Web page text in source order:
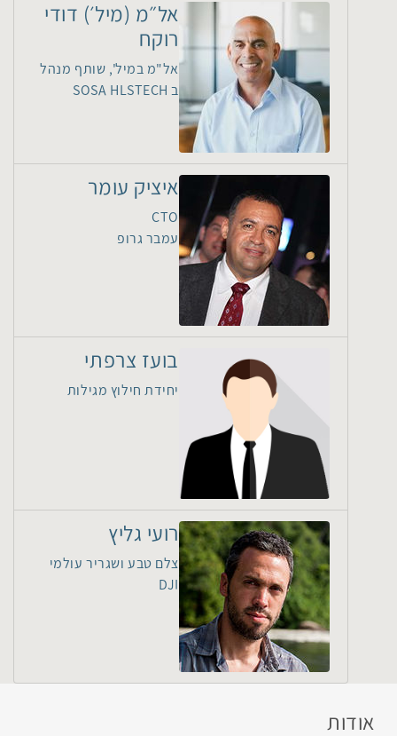
אל״מ (מיל׳) דודי
רוקח
אל"מ במיל', שותף מנהל
ב SOSA HLSTECH
איציק עומר
CTO
עמבר גרופ
בועז צרפתי
יחידת חילוץ מגילות
רועי גליץ
צלם טבע ושגריר עולמי
DJI
אודות